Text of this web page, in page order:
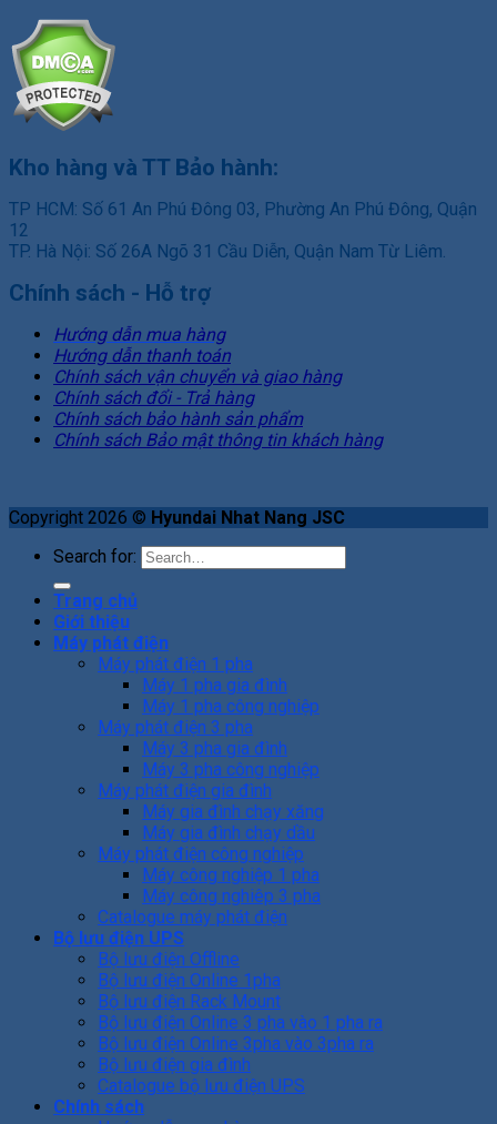
Kho hàng và TT Bảo hành:
TP HCM: Số 61 An Phú Đông 03, Phường An Phú Đông, Quận
12
TP. Hà Nội: Số 26A Ngõ 31 Cầu Diễn, Quận Nam Từ Liêm.
Chính sách - Hỗ trợ
Hướng dẫn mua hàng
Hướng dẫn thanh toán
Chính sách vận chuyển và giao hàng
Chính sách đổi - Trả hàng
Chính sách bảo hành sản phẩm
Chính sách Bảo mật thông tin khách hàng
Copyright 2026 © Hyundai Nhat Nang JSC
Search for:
Trang chủ
Giới thiệu
Máy phát điện
Máy phát điện 1 pha
Máy 1 pha gia đình
Máy 1 pha công nghiệp
Máy phát điện 3 pha
Máy 3 pha gia đình
Máy 3 pha công nghiệp
Máy phát điện gia đình
Máy gia đình chạy xăng
Máy gia đình chạy dầu
Máy phát điện công nghiệp
Máy công nghiệp 1 pha
Máy công nghiêp 3 pha
Catalogue máy phát điện
Bộ lưu điện UPS
Bộ lưu điện Offline
Bộ lưu điện Online 1pha
Bộ lưu điện Rack Mount
Bộ lưu điện Online 3 pha vào 1 pha ra
Bộ lưu điện Online 3pha vào 3pha ra
Bộ lưu điện gia đình
Catalogue bộ lưu điện UPS
Chính sách